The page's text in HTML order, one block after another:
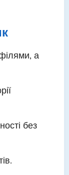
а
без